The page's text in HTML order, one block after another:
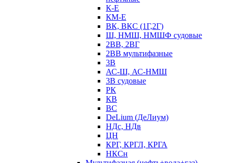
К-Е
КМ-Е
ВК, ВКС (1Г,2Г)
Ш, НМШ, НМШФ судовые
2ВВ, 2ВГ
2ВВ мультифазные
3В
АС-Ш, АС-НМШ
3В судовые
РК
КВ
ВС
DeLium (ДеЛиум)
НДс, НДв
ЦН
КРГ, КРГЛ, КРГА
НКСн